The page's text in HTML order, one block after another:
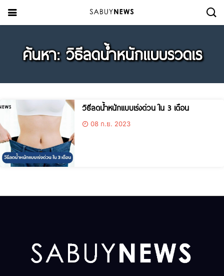
ค้นหา: วิธีลดน้ำหนักเเบบรวดเร
วิธีลดน้ำหนักแบบเร่งด่วน ใน 3 เดือน
08 ก.ย. 2023